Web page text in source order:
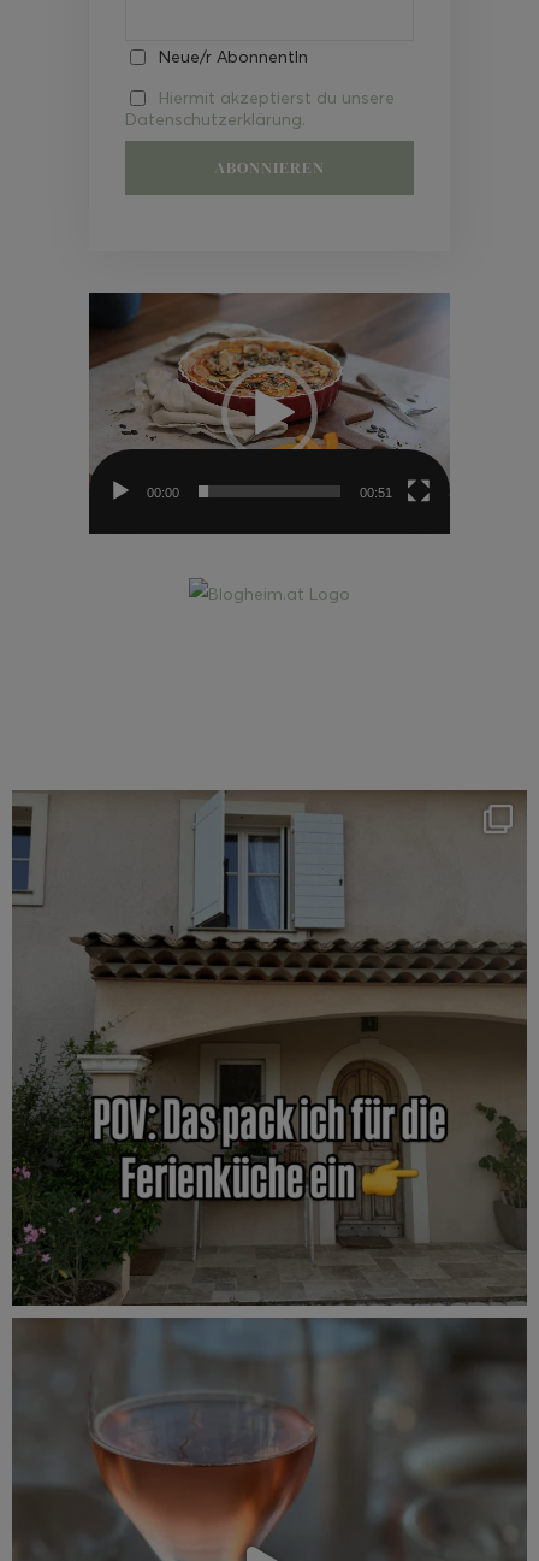
Neue/r AbonnentIn
Hiermit akzeptierst du unsere
Datenschutzerklärung.
Video-
00:00 00:51